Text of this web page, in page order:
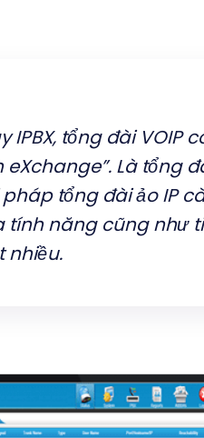
IPBX, tổng đài VOIP
eXchange”. Là tổng
tổng đài ảo IP
năng cũng như
nhiều.